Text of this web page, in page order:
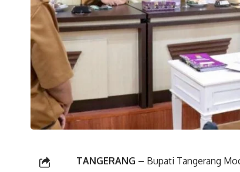
TANGERANG – Bupati Tangerang